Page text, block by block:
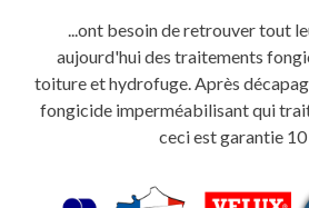
...ont besoin de retrouver tout
aujourd'hui des traitements
toiture et hydrofuge. Après
fongicide imperméabilisant qui
ceci est garantie 10